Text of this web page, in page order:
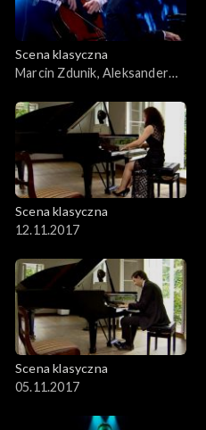
Scena klasyczna
Marcin Zdunik, Aleksander
Scena klasyczna
12.11.2017
Scena klasyczna
05.11.2017